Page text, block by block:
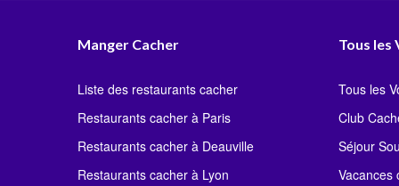
Manger Cacher
Liste des restaurants cacher
Restaurants cacher à Paris
Restaurants cacher à Deauville
Restaurants cacher à Lyon
Tous les
Tous les
Club
Séjour
Vacances